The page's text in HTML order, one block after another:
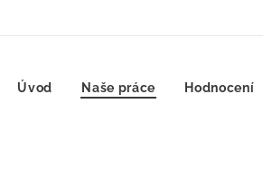
Úvod Naše práce Hodnocení